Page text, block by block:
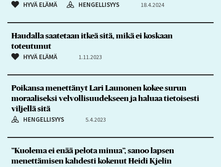
HYVÄ ELÄMÄ HENGELLISYYS 18.4.2024
Haudalla saatetaan itkeä sitä, mikä ei koskaan
toteutunut
HYVÄ ELÄMÄ 1.11.2023
Poikansa menettänyt Lari Launonen kokee surun
moraaliseksi velvollisuudekseen ja haluaa tietoisesti
viljellä sitä
HENGELLISYYS 5.4.2023
”Kuolema ei enää pelota minua”, sanoo lapsen
menettämisen kahdesti kokenut Heidi Kjelin